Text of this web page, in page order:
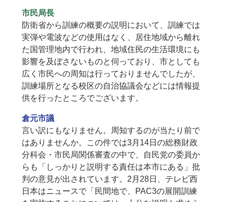
市民局長
防衛省から訓練の概要の説明において、訓練では
実弾や電波などの使用はなく、居住地域から離れ
た国管理地内で行われ、地域住民の生活環境にも
影響を及ぼさないものと伺っており、市としても
広く市民への周知は行っておりませんでしたが、
訓練場所となる校区の自治協議会などには情報提
供を行ったところでございます。
倉元市議
言い訳にもなりません。周知するのが当たり前で
はありませんか。この件では3月14日の総務財政
分科会・市民局関係審査の中で、自民党の委員か
らも「しっかりと説明する責任は本市にある」批
判の意見が出されています。2月28日、テレビ西
日本はニュースで「民間地で、PAC3の展開訓練